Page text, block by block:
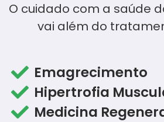
O cuidado com a saúde
vai além do
Emagrecimento
Hipertrofia
Medicina